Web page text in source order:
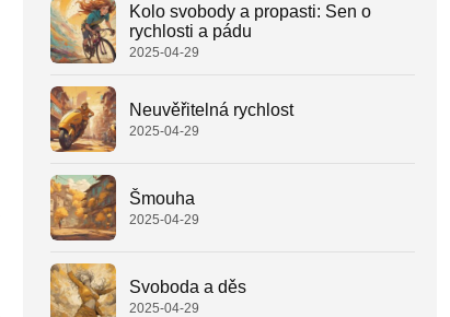
Kolo svobody a propasti: Sen o
rychlosti a pádu
2025-04-29
Neuvěřitelná rychlost
2025-04-29
Šmouha
2025-04-29
Svoboda a děs
2025-04-29